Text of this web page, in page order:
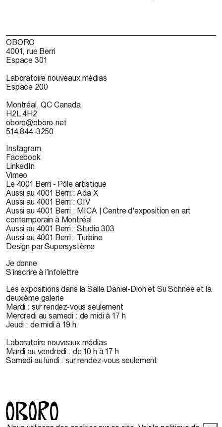
OBORO
4001, rue Berri
Espace 301
Laboratoire nouveaux médias
Espace 200
Montréal, QC Canada
H2L 4H2
oboro@oboro.net
514 844-3250
Instagram
Facebook
LinkedIn
Vimeo
Le 4001 Berri - Pôle artistique
Aussi au 4001 Berri : Ada X
Aussi au 4001 Berri : GIV
Aussi au 4001 Berri : MICA | Centre d'exposition en art
contemporain à Montréal
Aussi au 4001 Berri : Studio 303
Aussi au 4001 Berri : Turbine
Design par Supersystème
Je donne
S’inscrire à l’infolettre
Les expositions dans la Salle Daniel-Dion et Su Schnee et la
deuxième galerie
Mardi : sur rendez-vous seulement
Mercredi au samedi : de midi à 17 h
Jeudi : de midi à 19 h
Laboratoire nouveaux médias
Mardi au vendredi : de 10 h à 17 h
Samedi au lundi : sur rendez-vous seulement